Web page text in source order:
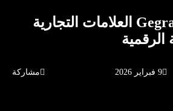
كيف تُحضّر Gegraph العلامات التجارية
الرقمية
9 فبراير 2026 مشاركة